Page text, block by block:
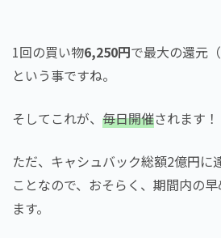
1回の買い物6,250円で最大の還元
という事ですね。
そしてこれが、 毎日開催されます！
ただ、キャシュバック総額2億円に
ことなので、おそらく、期間内の
ます。